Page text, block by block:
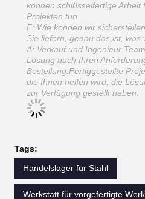
können schlüsselfertige Arbeit
Projekten tun.
F: Wie können wir
Sie liefern, genau das ist, was
A: Verkauf und Ingenieur
Lösung nach Ihren
Bestellung.Fertiggestellte
die Ihnen helfen wird, die
zur Verfügung gestellt haben.
Tags:
Handelslager für Stahl
Werkstatt für vorgefertigte